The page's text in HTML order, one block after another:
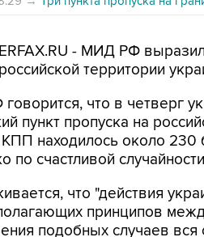
- МИД РФ
территории
что в четверг
пункт пропуска на
находилось около
по счастливой
что "действия
принципов
подобных случаев вся